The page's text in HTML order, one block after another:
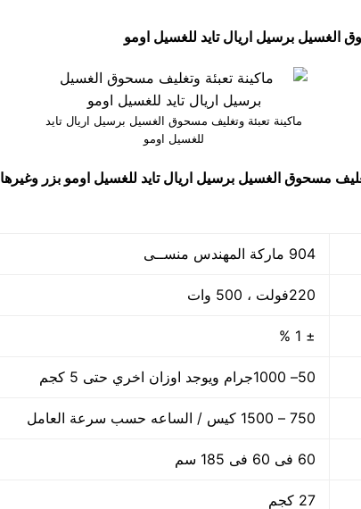
الغسيل برسيل اريال تايد للغسيل اومو
ماكينة تعبئة وتغليف مسحوق الغسيل برسيل اريال تايد
للغسيل اومو
مسحوق الغسيل برسيل اريال تايد للغسيل اومو بزر وغيرها
904 ماركة المهندس منســى
220فولت ، 500 وات
± 1 %
50– 1000جرام ويوجد اوزان اخري حتى 5 كجم
750 – 1500 كيس / الساعه حسب سرعة العامل
60 فى 60 فى 185 سم
27 كجم